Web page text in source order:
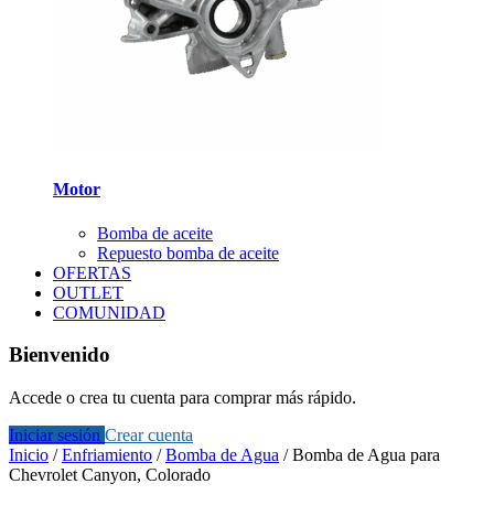
Motor
Bomba de aceite
Repuesto bomba de aceite
OFERTAS
OUTLET
COMUNIDAD
Bienvenido
Accede o crea tu cuenta para comprar más rápido.
Iniciar sesión Crear cuenta
Inicio /Enfriamiento /Bomba de Agua /Bomba de Agua para
Chevrolet Canyon, Colorado